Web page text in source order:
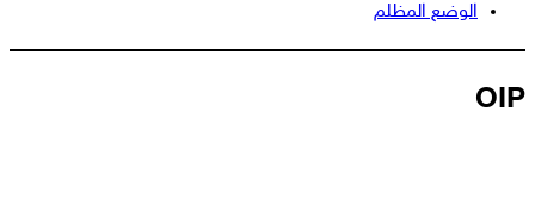
الوضع المظلم
OIP